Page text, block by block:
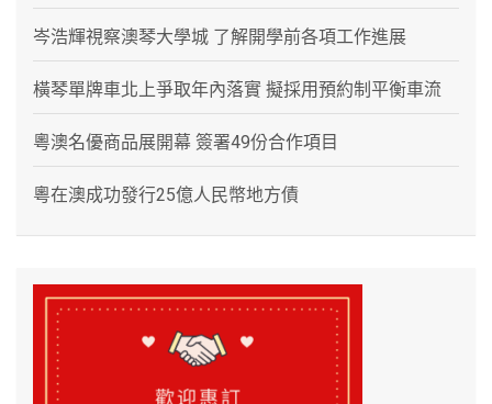
岑浩輝視察澳琴大學城 了解開學前各項工作進展
橫琴單牌車北上爭取年內落實 擬採用預約制平衡車流
粵澳名優商品展開幕 簽署49份合作項目
粵在澳成功發行25億人民幣地方債